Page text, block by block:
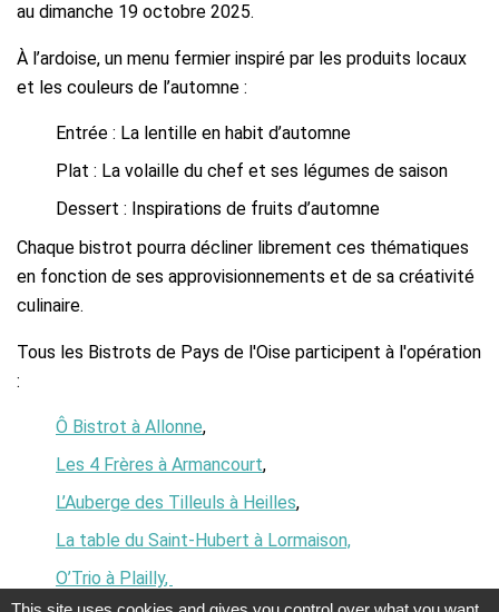
au dimanche 19 octobre 2025.
À l’ardoise, un menu fermier inspiré par les produits locaux
et les couleurs de l’automne :
Entrée : La lentille en habit d’automne
Plat : La volaille du chef et ses légumes de saison
Dessert : Inspirations de fruits d’automne
Chaque bistrot pourra décliner librement ces thématiques
en fonction de ses approvisionnements et de sa créativité
culinaire.
Tous les Bistrots de Pays de l'Oise participent à l'opération
:
Ô Bistrot à Allonne,
Les 4 Frères à Armancourt,
L’Auberge des Tilleuls à Heilles,
La table du Saint-Hubert à Lormaison,
O’Trio à Plailly,